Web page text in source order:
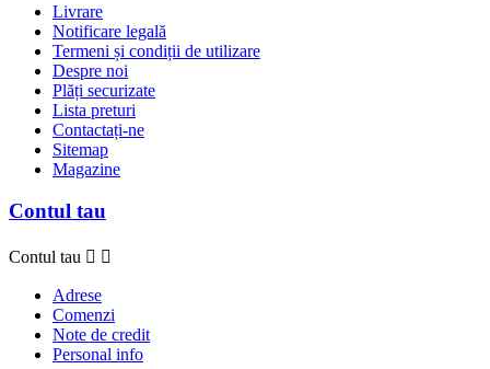
Livrare
Notificare legală
Termeni și condiții de utilizare
Despre noi
Plăți securizate
Lista preturi
Contactați-ne
Sitemap
Magazine
Contul tau
Contul tau  
Adrese
Comenzi
Note de credit
Personal info